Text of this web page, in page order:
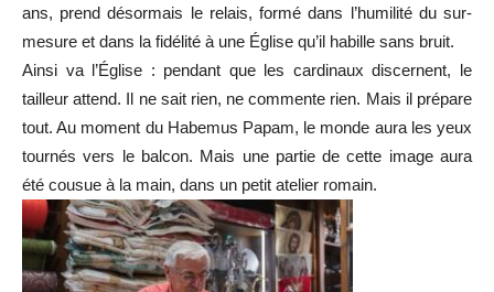
ans, prend désormais le relais, formé dans l’humilité du sur-
mesure et dans la fidélité à une Église qu’il habille sans bruit.
Ainsi va l’Église : pendant que les cardinaux discernent, le
tailleur attend. Il ne sait rien, ne commente rien. Mais il prépare
tout. Au moment du Habemus Papam, le monde aura les yeux
tournés vers le balcon. Mais une partie de cette image aura
été cousue à la main, dans un petit atelier romain.